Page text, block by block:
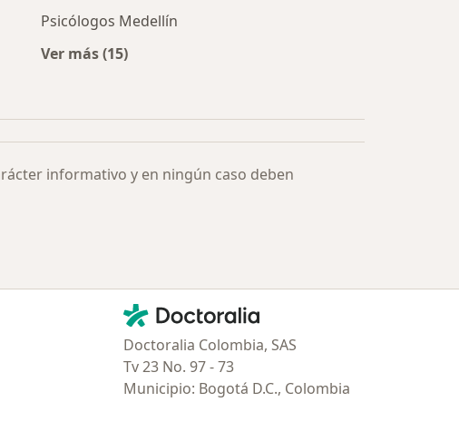
Psicólogos Medellín
Ver más (15)
informativo y en ningún caso deben
Contacto
Doctoralia - Página de inicio
Doctoralia Colombia, SAS
Tv 23 No. 97 - 73
Municipio: Bogotá D.C., Colombia